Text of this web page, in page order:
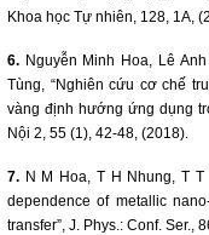
Khoa học Tự nhiên, 128, 1A,
6. Nguyễn Minh Hoa, Lê
Tùng, “Nghiên cứu cơ chế
vàng định hướng ứng dụng
Nội 2, 55 (1), 42-48, (2018).
7. N M Hoa, T H Nhung, T T
dependence of metallic
transfer”, J. Phys.: Conf. Ser.,